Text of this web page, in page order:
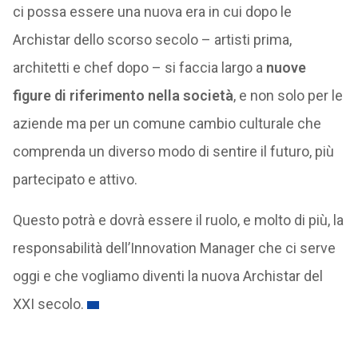
ci possa essere una nuova era in cui dopo le
Archistar dello scorso secolo – artisti prima,
architetti e chef dopo – si faccia largo a nuove
figure di riferimento nella società, e non solo per le
aziende ma per un comune cambio culturale che
comprenda un diverso modo di sentire il futuro, più
partecipato e attivo.
Questo potrà e dovrà essere il ruolo, e molto di più, la
responsabilità dell’Innovation Manager che ci serve
oggi e che vogliamo diventi la nuova Archistar del
XXI secolo.